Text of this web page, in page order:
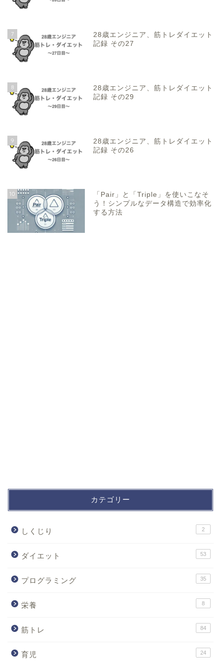
7
28歳エンジニア、筋トレダイエット
記録 その27
8
28歳エンジニア、筋トレダイエット
記録 その29
9
28歳エンジニア、筋トレダイエット
記録 その26
10
「Pair」と「Triple」を使いこなそ
う！シンプルなデータ構造で効率化
する方法
カテゴリー
しくじり 2
ダイエット 53
プログラミング 35
栄養 8
筋トレ 84
育児 24